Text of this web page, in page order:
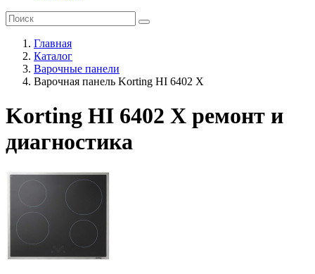
Главная
Каталог
Варочные панели
Варочная панель Korting HI 6402 X
Korting HI 6402 X ремонт и
диагностика